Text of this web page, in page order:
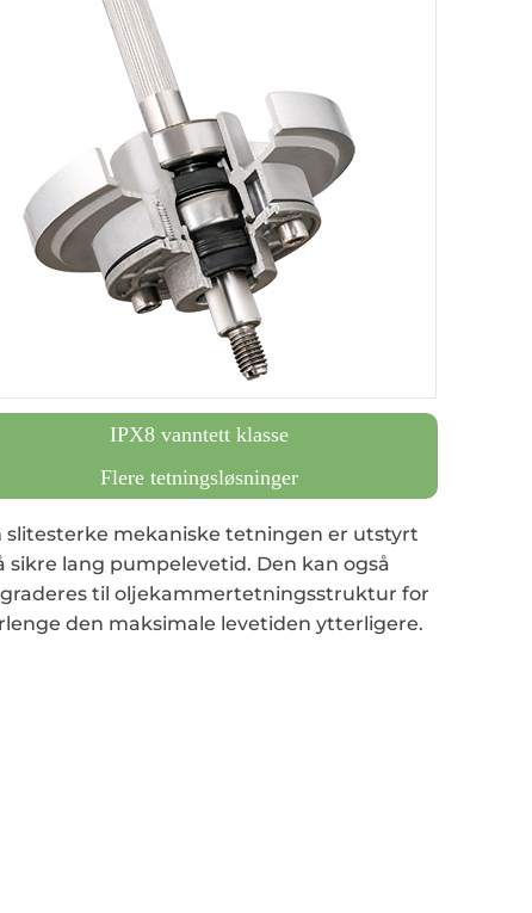
IPX8 vanntett klasse
Flere tetningsløsninger
slitesterke mekaniske tetningen er utstyrt
sikre lang pumpelevetid. Den kan også
til oljekammertetningsstruktur for
den maksimale levetiden ytterligere.